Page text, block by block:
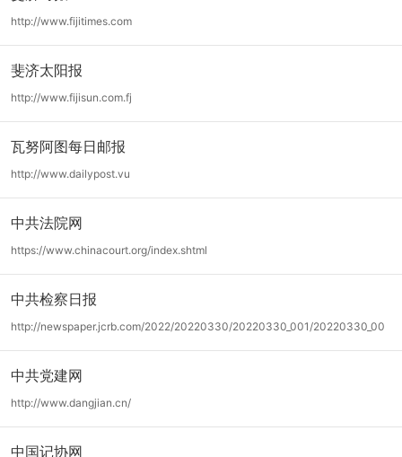
http://www.fijitimes.com
斐济太阳报
http://www.fijisun.com.fj
瓦努阿图每日邮报
http://www.dailypost.vu
中共法院网
https://www.chinacourt.org/index.shtml
中共检察日报
http://newspaper.jcrb.com/2022/20220330/20220330_001/20220330_00
1.html
中共党建网
http://www.dangjian.cn/
中国记协网